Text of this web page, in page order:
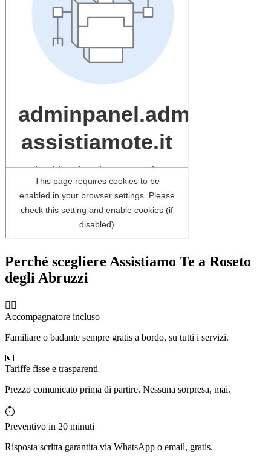
Perché scegliere Assistiamo Te a Roseto
degli Abruzzi
🧑‍⚕️
Accompagnatore incluso
Familiare o badante sempre gratis a bordo, su tutti i servizi.
💶
Tariffe fisse e trasparenti
Prezzo comunicato prima di partire. Nessuna sorpresa, mai.
⏱️
Preventivo in 20 minuti
Risposta scritta garantita via WhatsApp o email, gratis.